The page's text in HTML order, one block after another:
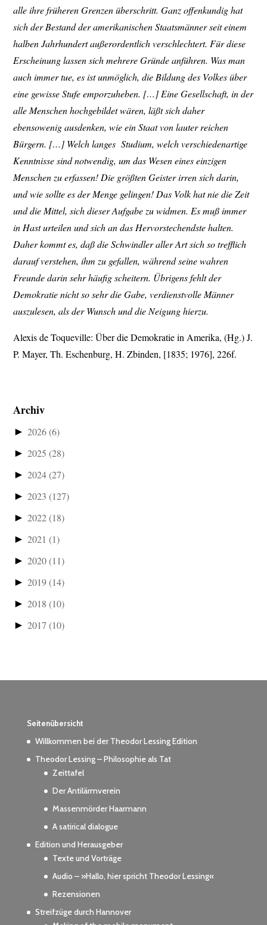
alle ihre früheren Grenzen überschritt. Ganz offenkundig hat
sich der Bestand der amerikanischen Staatsmänner seit einem
halben Jahrhundert außerordentlich verschlechtert. Für diese
Erscheinung lassen sich mehrere Gründe anführen. Was man
auch immer tue, es ist unmöglich, die Bildung des Volkes über
eine gewisse Stufe emporzuheben. […] Eine Gesellschaft, in der
alle Menschen hochgebildet wären, läßt sich daher
ebensowenig ausdenken, wie ein Staat von lauter reichen
Bürgern. […] Welch langes Studium, welch verschiedenartige
Kenntnisse sind notwendig, um das Wesen eines einzigen
Menschen zu erfassen! Die größten Geister irren sich darin,
und wie sollte es der Menge gelingen! Das Volk hat nie die Zeit
und die Mittel, sich dieser Aufgabe zu widmen. Es muß immer
in Hast urteilen und sich an das Hervorstechendste halten.
Daher kommt es, daß die Schwindler aller Art sich so trefflich
darauf verstehen, ihm zu gefallen, während seine wahren
Freunde darin sehr häufig scheitern. Übrigens fehlt der
Demokratie nicht so sehr die Gabe, verdienstvolle Männer
auszulesen, als der Wunsch und die Neigung hierzu.
Alexis de Toqueville: Über die Demokratie in Amerika, (Hg.) J.
P. Mayer, Th. Eschenburg, H. Zbinden, [1835; 1976], 226f.
Archiv
► 2026(6)
► 2025(28)
► 2024(27)
► 2023(127)
► 2022(18)
► 2021(1)
► 2020(11)
► 2019(14)
► 2018(10)
► 2017(10)
Seitenübersicht
Willkommen bei der Theodor Lessing Edition
Theodor Lessing – Philosophie als Tat
Zeittafel
Der Antilärmverein
Massenmörder Haarmann
A satirical dialogue
Edition und Herausgeber
Texte und Vorträge
Audio – »Hallo, hier spricht Theodor Lessing«
Rezensionen
Streifzüge durch Hannover